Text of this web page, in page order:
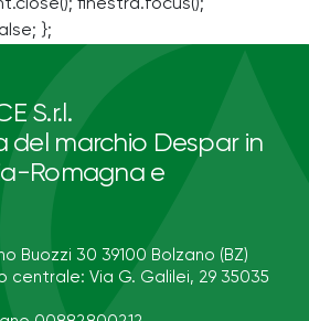
finestra.focus();
};
S.r.l.
del marchio Despar in
Romagna e
Buozzi 30 39100 Bolzano (BZ)
centrale: Via G. Galilei, 29 35035